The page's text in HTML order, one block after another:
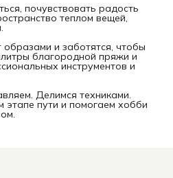
почувствовать радость
теплом вещей,
образами и заботятся, чтобы
благородной пряжи и
инструментов и
Делимся техниками.
пути и помогаем хобби